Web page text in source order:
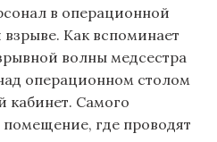
в операционной
Как вспоминает
волны медсестра
операционном столом
кабинет. Самого
где проводят